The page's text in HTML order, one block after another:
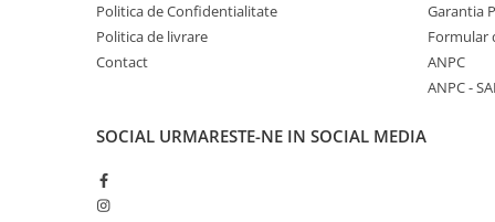
Scule multifunctionale si accesorii
Seturi si accesorii pentru gaurit si
Rangi si leviere
Unelte si aparate de masura
Materiale de constructii
Politica de Confidentialitate
Politica de livrare
Contact
Garantia
Formular
ANPC
ANPC -
SOCIAL URMARESTE-NE IN SOCIAL MEDIA